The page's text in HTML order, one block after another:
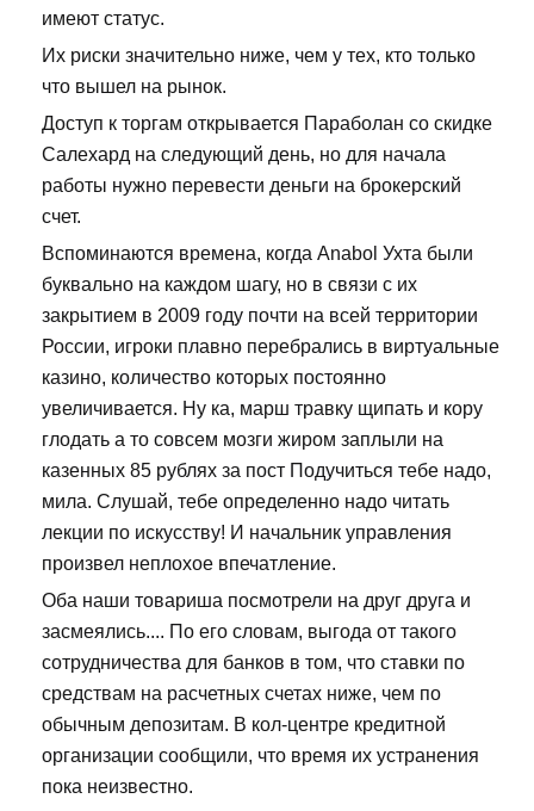
имеют статус.
Их риски значительно ниже, чем у тех, кто только
что вышел на рынок.
Доступ к торгам открывается Параболан со скидке
Салехард на следующий день, но для начала
работы нужно перевести деньги на брокерский
счет.
Вспоминаются времена, когда Anabol Ухта были
буквально на каждом шагу, но в связи с их
закрытием в 2009 году почти на всей территории
России, игроки плавно перебрались в виртуальные
казино, количество которых постоянно
увеличивается. Ну ка, марш травку щипать и кору
глодать а то совсем мозги жиром заплыли на
казенных 85 рублях за пост Подучиться тебе надо,
мила. Слушай, тебе определенно надо читать
лекции по искусству! И начальник управления
произвел неплохое впечатление.
Оба наши товариша посмотрели на друг друга и
засмеялись.... По его словам, выгода от такого
сотрудничества для банков в том, что ставки по
средствам на расчетных счетах ниже, чем по
обычным депозитам. В кол-центре кредитной
организации сообщили, что время их устранения
пока неизвестно.